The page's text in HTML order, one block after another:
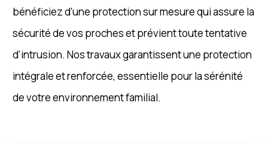
bénéficiez d’une protection sur mesure qui assure la
sécurité de vos proches et prévient toute tentative
d’intrusion. Nos travaux garantissent une protection
intégrale et renforcée, essentielle pour la sérénité
de votre environnement familial.